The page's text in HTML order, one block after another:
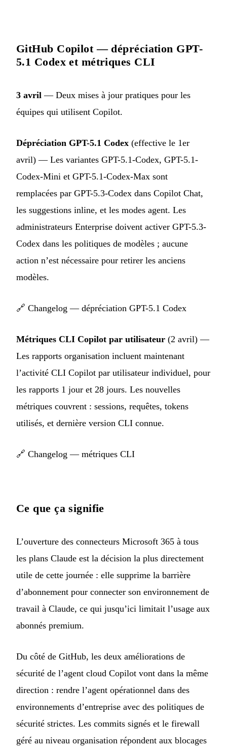
GitHub Copilot — dépréciation GPT-
5.1 Codex et métriques CLI
3 avril — Deux mises à jour pratiques pour les
équipes qui utilisent Copilot.
Dépréciation GPT-5.1 Codex (effective le 1er
avril) — Les variantes GPT-5.1-Codex, GPT-5.1-
Codex-Mini et GPT-5.1-Codex-Max sont
remplacées par GPT-5.3-Codex dans Copilot Chat,
les suggestions inline, et les modes agent. Les
administrateurs Enterprise doivent activer GPT-5.3-
Codex dans les politiques de modèles ; aucune
action n’est nécessaire pour retirer les anciens
modèles.
🔗 Changelog — dépréciation GPT-5.1 Codex
Métriques CLI Copilot par utilisateur (2 avril) —
Les rapports organisation incluent maintenant
l’activité CLI Copilot par utilisateur individuel, pour
les rapports 1 jour et 28 jours. Les nouvelles
métriques couvrent : sessions, requêtes, tokens
utilisés, et dernière version CLI connue.
🔗 Changelog — métriques CLI
Ce que ça signifie
L’ouverture des connecteurs Microsoft 365 à tous
les plans Claude est la décision la plus directement
utile de cette journée : elle supprime la barrière
d’abonnement pour connecter son environnement de
travail à Claude, ce qui jusqu’ici limitait l’usage aux
abonnés premium.
Du côté de GitHub, les deux améliorations de
sécurité de l’agent cloud Copilot vont dans la même
direction : rendre l’agent opérationnel dans des
environnements d’entreprise avec des politiques de
sécurité strictes. Les commits signés et le firewall
géré au niveau organisation répondent aux blocages